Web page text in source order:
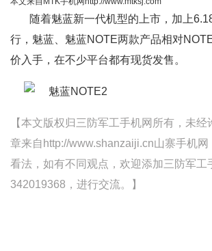
随着魅蓝新一代机型的上市，加上
行，魅蓝、魅蓝NOTE两款产品相对
价入手，在不少平台都有现货发售。
【本文版权归三防军工手机网所有，未
章来自http://www.shanzaiji.cn山寨手机
看法，如有不同观点，欢迎添加三防军工
342019368，进行交流。】